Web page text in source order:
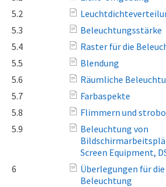
5.2
5.3
Beleuchtungsstärke
5.4
Raster für die
5.5
Blendung
5.6
Räumliche
5.7
Farbaspekte
5.8
Flimmern und
5.9
Beleuchtung von
Screen Equipment,
6
Überlegungen für
Beleuchtung